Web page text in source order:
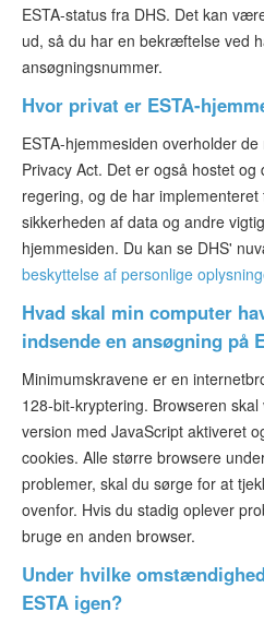
ESTA-status fra DHS. Det kan
ud, så du har en bekræftelse ved
ansøgningsnummer.
Hvor privat er ESTA-
ESTA-hjemmesiden overholder
Privacy Act. Det er også hostet
regering, og de har
sikkerheden af data og andre
hjemmesiden. Du kan se DHS'
beskyttelse af personlige
Hvad skal min computer
indsende en ansøgning på
Minimumskravene er en
128-bit-kryptering. Browseren
version med JavaScript aktiveret
cookies. Alle større browsere
problemer, skal du sørge for at
ovenfor. Hvis du stadig oplever
bruge en anden browser.
Under hvilke
ESTA igen?